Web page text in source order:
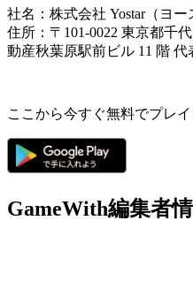
社名：株式会社 Yostar（ヨー
住所：〒101-0022 東京都千
動産秋葉原駅前ビル 11 階
ここから今すぐ無料でプレイ
GameWith編集者